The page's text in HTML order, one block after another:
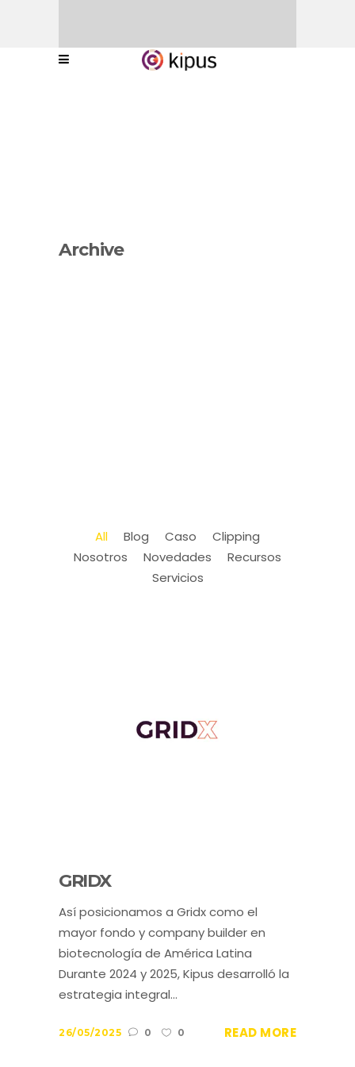
Archive
All Blog Caso
Clipping
Nosotros
Novedades
Recursos
Servicios
GRIDX
Así posicionamos a Gridx como el
mayor fondo y company builder en
biotecnología de América Latina
Durante 2024 y 2025, Kipus desarrolló la
estrategia integral...
26/05/2025 0 0 READ MORE